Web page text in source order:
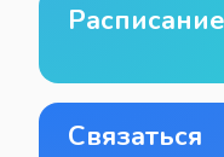
Расписание
Связаться